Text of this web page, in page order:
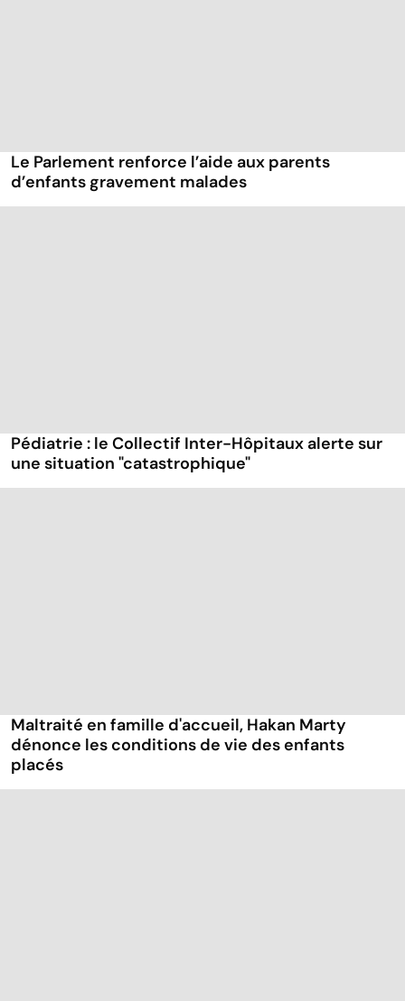
Le Parlement renforce l’aide aux parents
d’enfants gravement malades
Pédiatrie : le Collectif Inter-Hôpitaux alerte sur
une situation "catastrophique"
Maltraité en famille d'accueil, Hakan Marty
dénonce les conditions de vie des enfants
placés